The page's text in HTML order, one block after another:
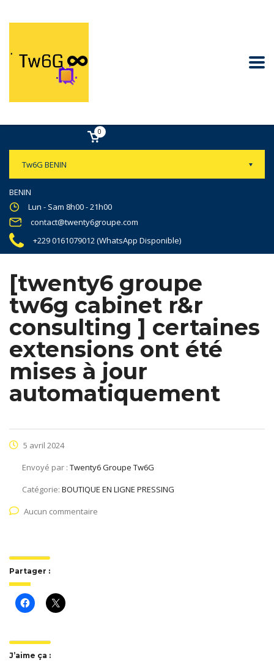
Tw6G BENIN
BENIN
Lun - Sam 8h00 - 21h00
contact@twenty6groupe.com
+229 0161079012 (WhatsApp Disponible)
0
[twenty6 groupe
tw6g cabinet r&r
consulting ] certaines
extensions ont été
mises à jour
automatiquement
5 avril 2024
Envoyé par : Twenty6 Groupe Tw6G
Catégorie: BOUTIQUE EN LIGNE PRESSING
Aucun commentaire
Partager :
J’aime ça :